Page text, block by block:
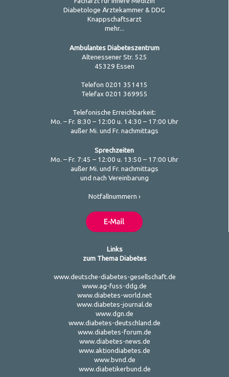
Diabetologe Ärztekammer & DDG
Knappschaftsarzt
mehr...
Ambulantes Diabeteszentrum
Altenessener Str. 525
45329 Essen
Telefon 0201 351415
Telefax 0201 369955
Telefonische Erreichbarkeit:
Mo. – Fr. 8:30 – 12:00 u. 14:30 – 17:00 Uhr
außer Mi. und Fr. nachmittags
Sprechzeiten
Mo. – Fr. 7:45 – 12:00 u. 13:50 – 17:00 Uhr
außer Mi. und Fr. nachmittags
und nach Vereinbarung
Notfallnummern ›
Links
zum Thema Diabetes
www.deutsche-diabetes-gesellschaft.de
www.ag-fuss-ddg.de
www.diabetes-world.net
www.diabetes-journal.de
www.dgn.de
www.diabetes-deutschland.de
www.diabetes-forum.de
www.diabetes-news.de
www.aktiondiabetes.de
www.bvnd.de
www.diabetikerbund.de